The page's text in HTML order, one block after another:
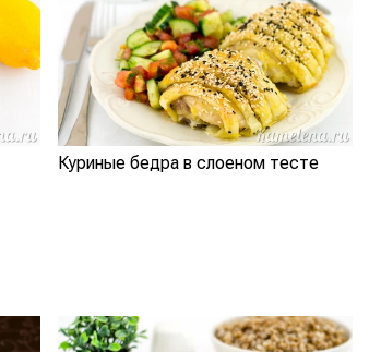
Куриные бедра в слоеном тесте